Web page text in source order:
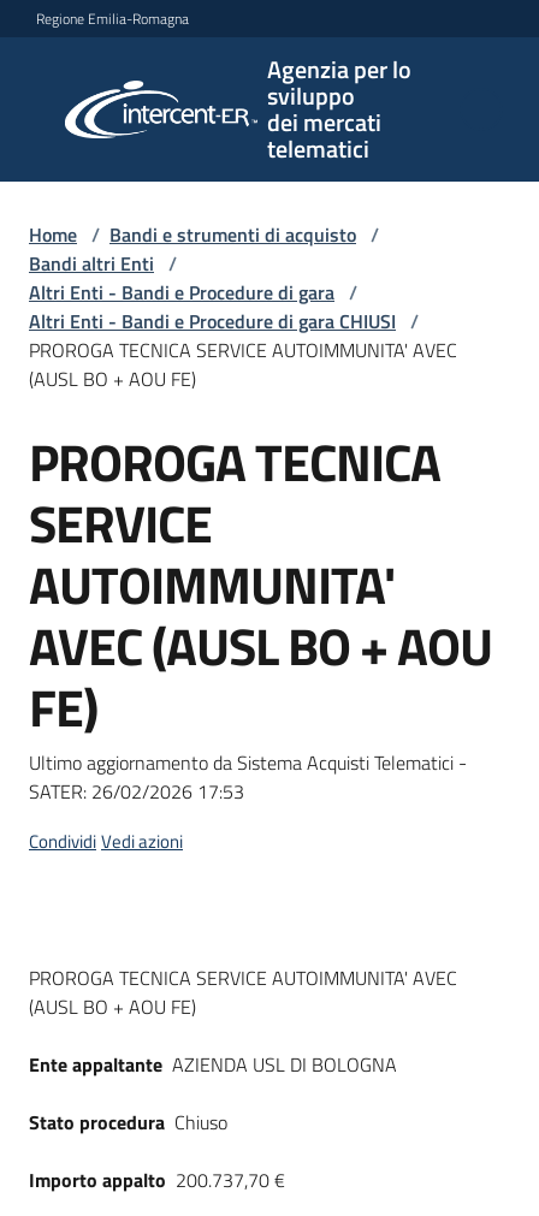
Vai al contenuto
Vai alla navigazione
Vai al footer
Regione Emilia-Romagna
Agenzia per lo
sviluppo
dei mercati
telematici
per lo
sviluppo
telematici
L'Agenzia
Bandi
e
di
Supporto
telematiche
site
su
Home / Bandi e strumenti di acquisto /
Bandi altri Enti /
Altri Enti - Bandi e Procedure di gara /
Altri Enti - Bandi e Procedure di gara CHIUSI /
PROROGA TECNICA SERVICE AUTOIMMUNITA' AVEC
(AUSL BO + AOU FE)
Salta al contenuto
PROROGA TECNICA
SERVICE
AUTOIMMUNITA'
AVEC (AUSL BO + AOU
FE)
Ultimo aggiornamento da Sistema Acquisti Telematici -
SATER: 26/02/2026 17:53
CondividiVedi azioni
Dati del bando
PROROGA TECNICA SERVICE AUTOIMMUNITA' AVEC
(AUSL BO + AOU FE)
Ente appaltante AZIENDA USL DI BOLOGNA
Stato procedura Chiuso
Importo appalto 200.737,70 €